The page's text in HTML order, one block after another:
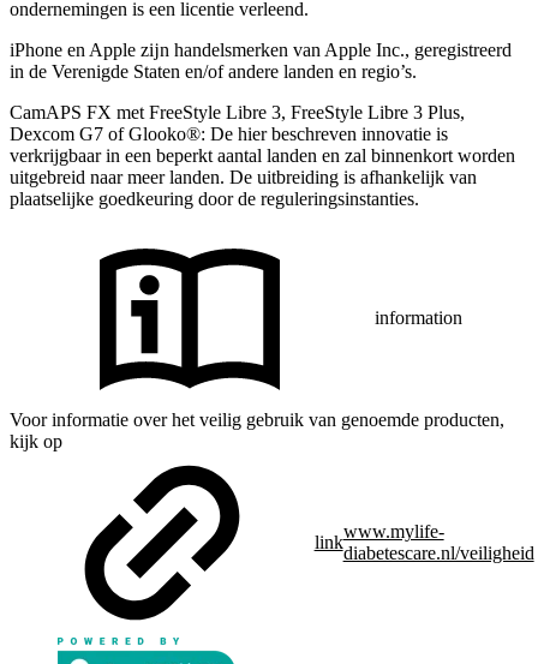
ondernemingen is een licentie verleend.
iPhone en Apple zĳn handelsmerken van Apple Inc., geregistreerd
in de Verenigde Staten en/of andere landen en regio’s.
CamAPS FX met FreeStyle Libre 3, FreeStyle Libre 3 Plus,
Dexcom G7 of Glooko®: De hier beschreven innovatie is
verkrijgbaar in een beperkt aantal landen en zal binnenkort worden
uitgebreid naar meer landen. De uitbreiding is afhankelijk van
plaatselijke goedkeuring door de reguleringsinstanties.
information
Voor informatie over het veilig gebruik van genoemde producten,
kijk op
link
www.mylife-
diabetescare.nl/veiligheid